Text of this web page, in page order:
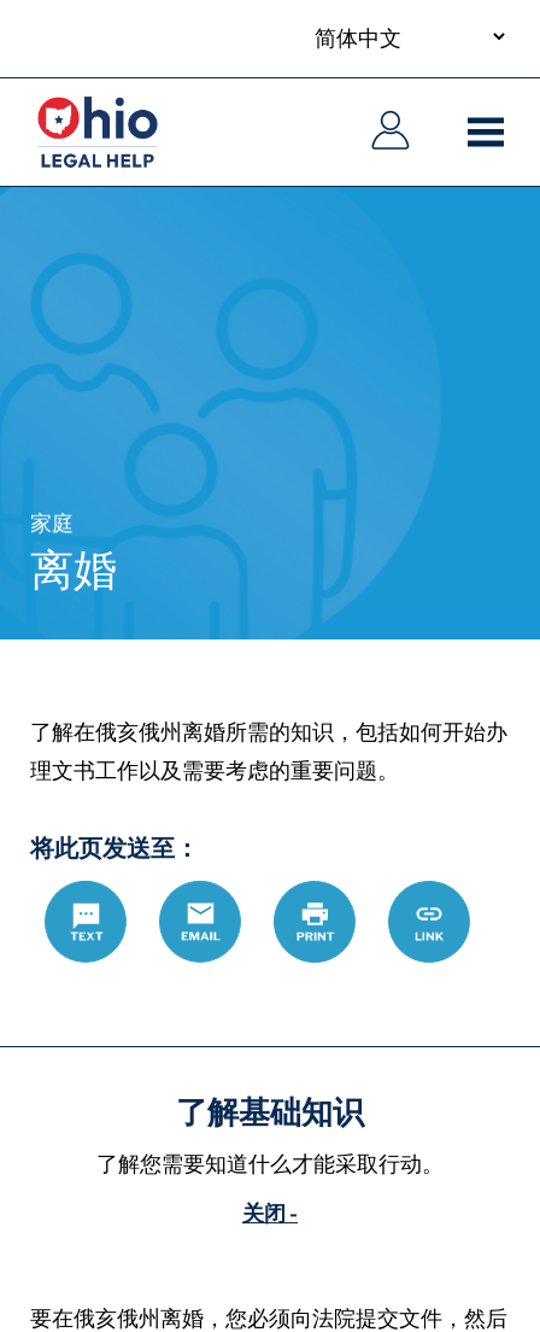
main
content
language
主
导
航
主
导
航
家庭
离婚
了解在俄亥俄州离婚所需的知识，包括如何开始办
理文书工作以及需要考虑的重要问题。
将此页发送至：
Text
Email Print
https://
hans/
Link
了解基础知识
了解您需要知道什么才能采取行动。
关闭 -
要在俄亥俄州离婚，您必须向法院提交文件，然后